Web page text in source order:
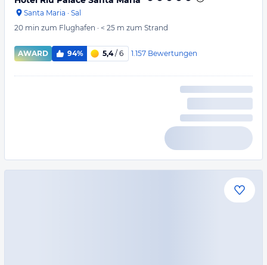
Santa Maria · Sal
20 min zum Flughafen · < 25 m zum Strand
AWARD 94% 5,4/ 6 1.157 Bewertungen